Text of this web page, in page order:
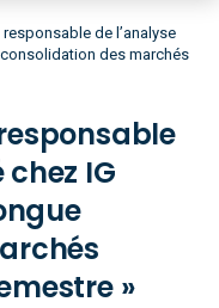
de l’analyse
consolidation des marchés
IG
»